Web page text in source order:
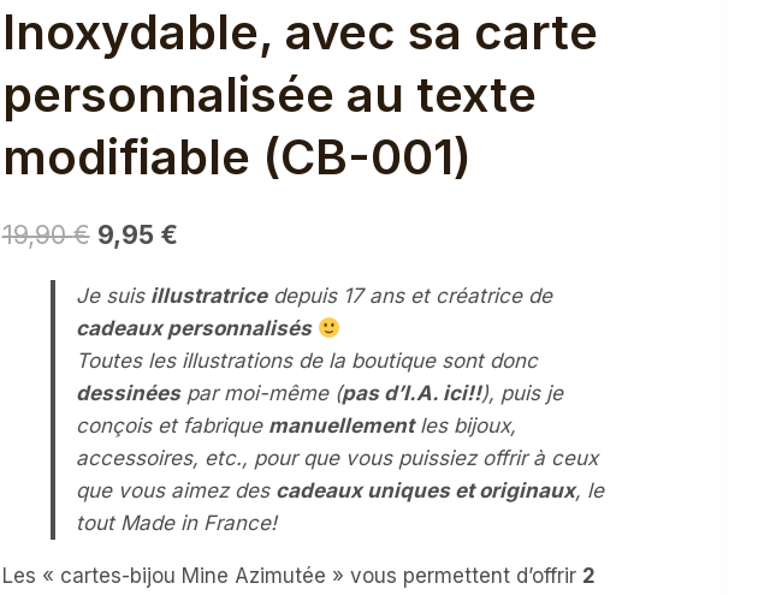
Inoxydable, avec sa carte
personnalisée au texte
modifiable (CB-001)
19,90€ Le
initial
était :
19,90 €.
9,95 €Le
est :
9,95 €.
Je suis illustratricedepuis 17 ans et créatrice de
cadeaux personnalisés
Toutes les illustrations de la boutique sont donc
dessinéespar moi-même (pas d’I.A. ici!!), puis je
conçois et fabrique manuellementles bijoux,
accessoires, etc., pour que vous puissiez offrir à ceux
que vous aimez des cadeaux uniques et originaux, le
tout Made in France!
Les « cartes-bijou Mine Azimutée » vous permettent d’offrir 2